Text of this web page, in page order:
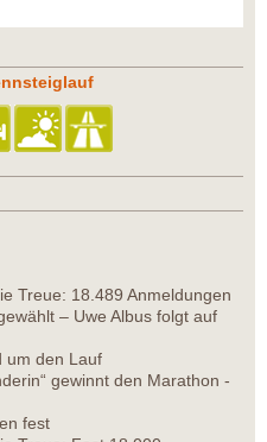
Treue: 18.489 Anmeldungen
– Uwe Albus folgt auf
um den Lauf
gewinnt den Marathon -
fest